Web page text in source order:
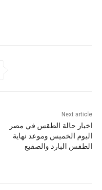
Next article
اخبار حالة الطقس في مصر
اليوم الخميس وموعد نهاية
الطقس البارد والصقيع